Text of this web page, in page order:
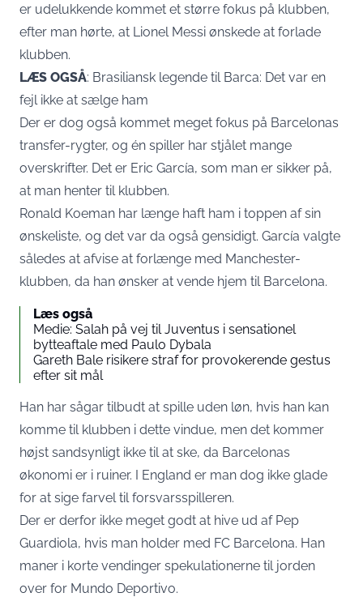
er udelukkende kommet et større fokus på klubben,
efter man hørte, at Lionel Messi ønskede at forlade
klubben.
LÆS OGSÅ: Brasiliansk legende til Barca: Det var en
fejl ikke at sælge ham
Der er dog også kommet meget fokus på Barcelonas
transfer-rygter, og én spiller har stjålet mange
overskrifter. Det er Eric García, som man er sikker på,
at man henter til klubben.
Ronald Koeman har længe haft ham i toppen af sin
ønskeliste, og det var da også gensidigt. García valgte
således at afvise at forlænge med Manchester-
klubben, da han ønsker at vende hjem til Barcelona.
Læs også
Medie: Salah på vej til Juventus i sensationel
bytteaftale med Paulo Dybala
Gareth Bale risikere straf for provokerende gestus
efter sit mål
Han har sågar tilbudt at spille uden løn, hvis han kan
komme til klubben i dette vindue, men det kommer
højst sandsynligt ikke til at ske, da Barcelonas
økonomi er i ruiner. I England er man dog ikke glade
for at sige farvel til forsvarsspilleren.
Der er derfor ikke meget godt at hive ud af Pep
Guardiola, hvis man holder med FC Barcelona. Han
maner i korte vendinger spekulationerne til jorden
over for Mundo Deportivo.